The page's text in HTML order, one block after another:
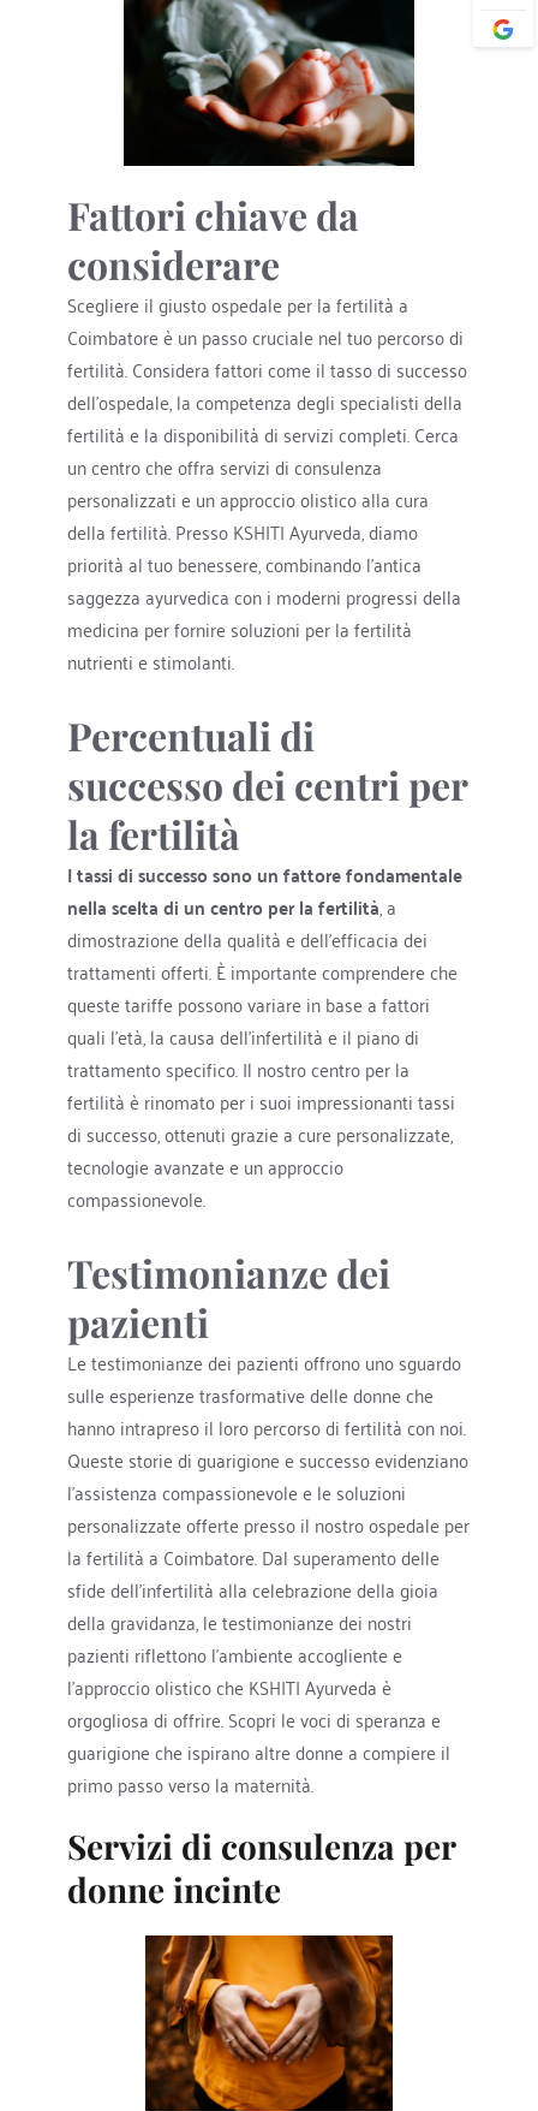
Fattori chiave da
considerare
Scegliere il giusto ospedale per la fertilità a
Coimbatore è un passo cruciale nel tuo percorso di
fertilità. Considera fattori come il tasso di successo
dell'ospedale, la competenza degli specialisti della
fertilità e la disponibilità di servizi completi. Cerca
un centro che offra servizi di consulenza
personalizzati e un approccio olistico alla cura
della fertilità. Presso KSHITI Ayurveda, diamo
priorità al tuo benessere, combinando l'antica
saggezza ayurvedica con i moderni progressi della
medicina per fornire soluzioni per la fertilità
nutrienti e stimolanti.
Percentuali di
successo dei centri per
la fertilità
I tassi di successo sono un fattore fondamentale
nella scelta di un centro per la fertilità, a
dimostrazione della qualità e dell'efficacia dei
trattamenti offerti. È importante comprendere che
queste tariffe possono variare in base a fattori
quali l'età, la causa dell'infertilità e il piano di
trattamento specifico. Il nostro centro per la
fertilità è rinomato per i suoi impressionanti tassi
di successo, ottenuti grazie a cure personalizzate,
tecnologie avanzate e un approccio
compassionevole.
Testimonianze dei
pazienti
Le testimonianze dei pazienti offrono uno sguardo
sulle esperienze trasformative delle donne che
hanno intrapreso il loro percorso di fertilità con noi.
Queste storie di guarigione e successo evidenziano
l'assistenza compassionevole e le soluzioni
personalizzate offerte presso il nostro ospedale per
la fertilità a Coimbatore. Dal superamento delle
sfide dell'infertilità alla celebrazione della gioia
della gravidanza, le testimonianze dei nostri
pazienti riflettono l'ambiente accogliente e
l'approccio olistico che KSHITI Ayurveda è
orgogliosa di offrire. Scopri le voci di speranza e
guarigione che ispirano altre donne a compiere il
primo passo verso la maternità.
Servizi di consulenza per
donne incinte